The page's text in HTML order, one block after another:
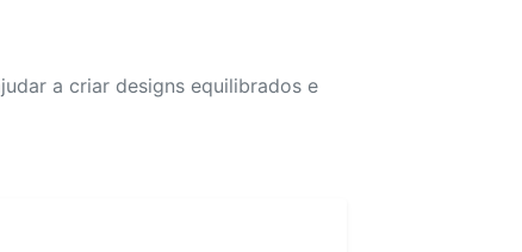
a criar designs equilibrados e